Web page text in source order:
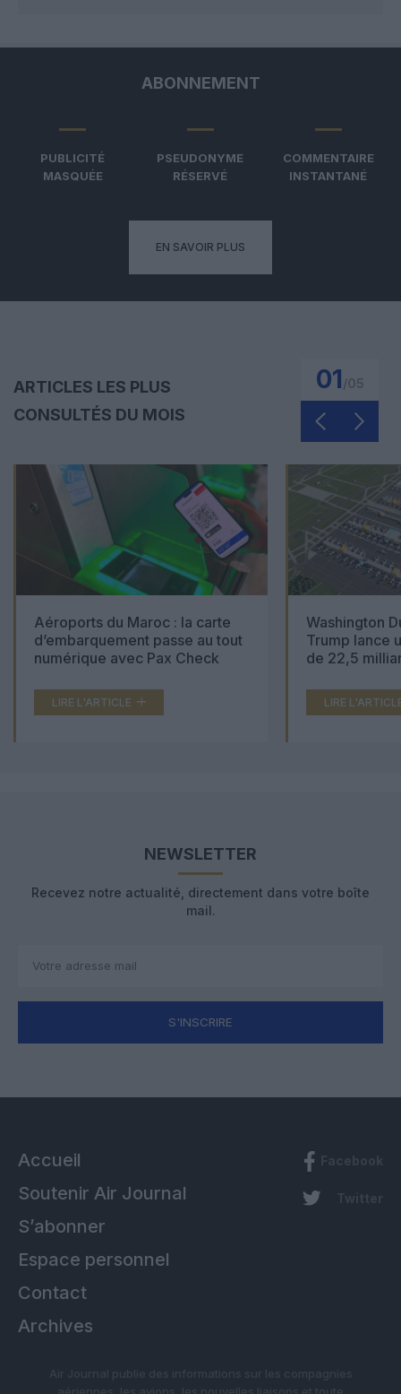
ABONNEMENT
PUBLICITÉ
MASQUÉE
PSEUDONYME
RÉSERVÉ
COMMENTAIRE
INSTANTANÉ
EN SAVOIR PLUS
ARTICLES LES PLUS
CONSULTÉS DU MOIS
01
Aéroports du Maroc : la carte
d’embarquement passe au tout
numérique avec Pax Check
LIRE L'ARTICLE
Washington
Trump lance
de 22,5
LIRE
NEWSLETTER
Recevez notre actualité, directement dans votre boîte
mail.
S'INSCRIRE
Accueil
Soutenir Air Journal
S’abonner
Espace personnel
Contact
Archives